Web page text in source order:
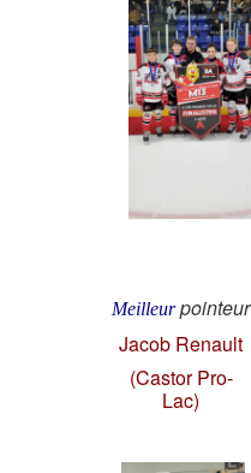
Meilleurpointeur
Jacob Renault
(Castor Pro-
Lac)